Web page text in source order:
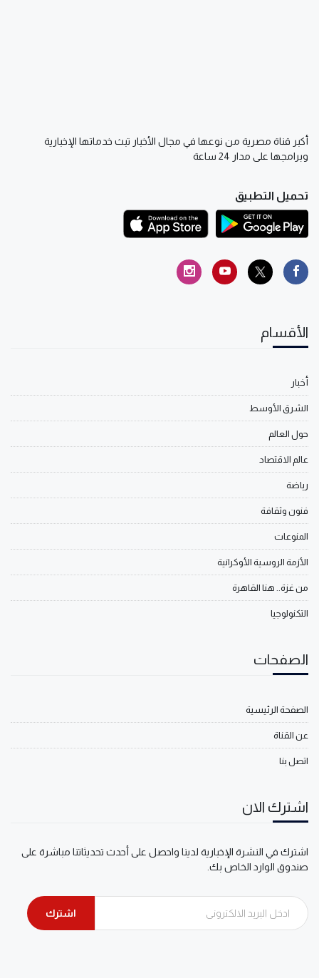
أكبر قناة مصرية من نوعها في مجال الأخبار تبث خدماتها الإخبارية
وبرامجها على مدار 24 ساعة
تحميل التطبيق
الأقسام
أخبار
الشرق الأوسط
حول العالم
عالم الاقتصاد
رياضة
فنون وثقافة
المنوعات
الأزمة الروسية الأوكرانية
من غزة.. هنا القاهرة
التكنولوجيا
الصفحات
الصفحة الرئيسية
عن القناة
اتصل بنا
اشترك الان
اشترك في النشرة الإخبارية لدينا واحصل على أحدث تحديثاتنا مباشرة على
صندوق الوارد الخاص بك.
اشترك